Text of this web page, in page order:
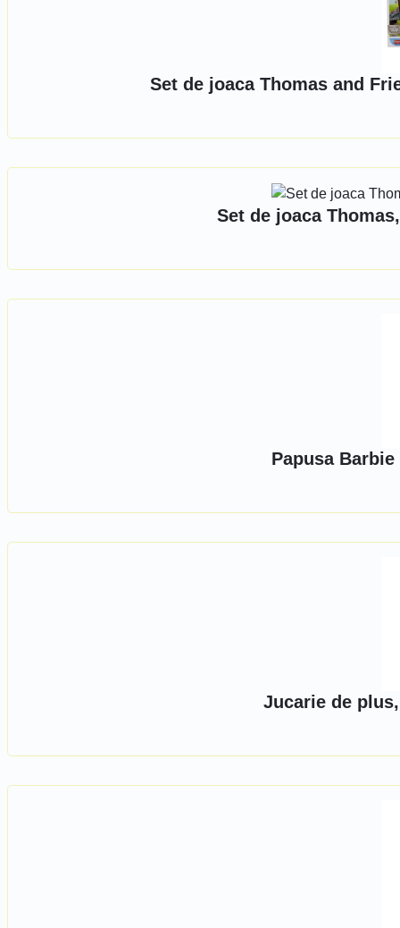
Set de joaca Thomas and
Set de joaca
Papusa Barbie
Jucarie de